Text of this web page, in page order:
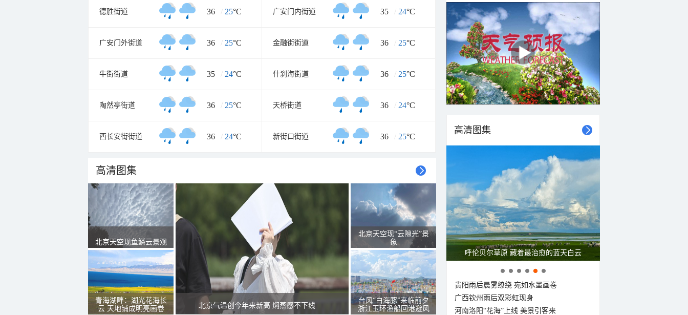
德胜街道 36 / 25°C 广安门内街道 35 / 24°C
广安门外街道 36 / 25°C 金融街街道 36 / 25°C
牛街街道 35 / 24°C 什刹海街道 36 / 25°C
陶然亭街道 36 / 25°C 天桥街道 36 / 24°C
西长安街街道 36 / 24°C 新街口街道 36 / 25°C
高清图集
北京天空现鱼鳞云景观
青海湖畔：湖光花海长
云 天地铺成明亮画卷
北京气温创今年来新高 焖蒸感不下线
北京天空现“云隙光”景
象
台风“白海豚”来临前夕
浙江玉环渔船回港避风
高清图集
呼伦贝尔草原 藏着最治愈的蓝天白云
贵阳雨后晨雾缭绕 宛如水墨画卷
广西钦州雨后双彩虹现身
河南洛阳“花海”上线 美景引客来